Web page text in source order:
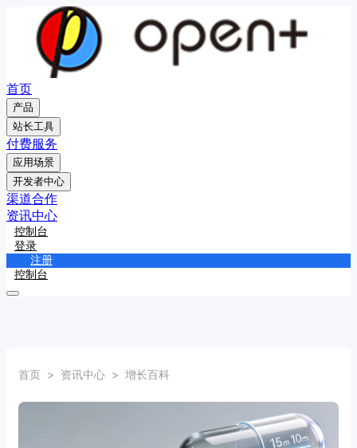
首页
产品
站长工具
付费服务
应用场景
开发者中心
渠道合作
资讯中心
控制台
登录
注册
控制台
首页 > 资讯中心 > 增长百科